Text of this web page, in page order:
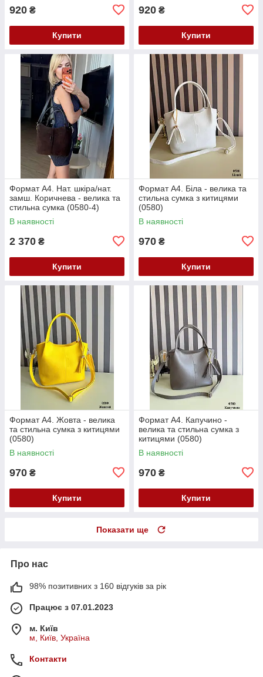
920 ₴
Купити
920 ₴
Купити
Формат А4. Нат. шкіра/нат.
замш. Коричнева - велика та
стильна сумка (0580-4)
В наявності
2 370 ₴
Купити
Формат А4. Біла - велика та
стильна сумка з китицями
(0580)
В наявності
970 ₴
Купити
Формат А4. Жовта - велика
та стильна сумка з китицями
(0580)
В наявності
970 ₴
Купити
Формат А4. Капучино -
велика та стильна сумка з
китицями (0580)
В наявності
970 ₴
Купити
Показати ще
Про нас
98% позитивних з 160 відгуків за рік
Працює з 07.01.2023
м. Київ
м, Київ, Україна
Контакти